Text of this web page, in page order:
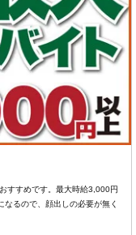
すすめです。最大時給3,000円
るので、顔出しの必要が無く